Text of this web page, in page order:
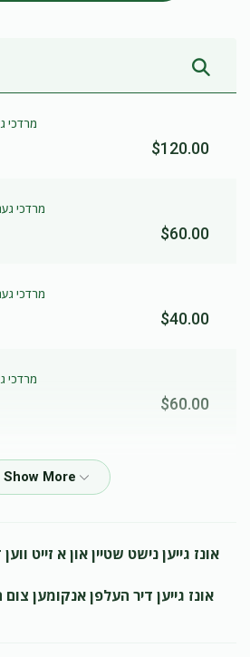
מרדכי
$120.00
מרדכי
$60.00
מרדכי
$40.00
מרדכי
$60.00
מרדכי
מקירוב הלב, דיין שמייכל פילט מען ביז
גוטע מענטש! און א גוטע עסקן.
אונז גייען נישט שטיין און א זייט
אונז גייען דיר העלפן אנקומען